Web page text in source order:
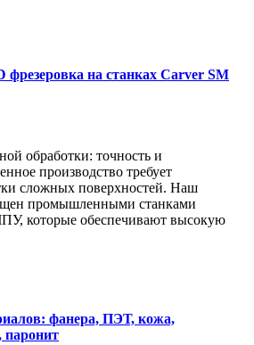
фрезеровка на станках Carver SM
обработки: точность и
производство требует
сложных поверхностей. Наш
промышленными станками
которые обеспечивают высокую
фанера, ПЭТ, кожа,
паронит